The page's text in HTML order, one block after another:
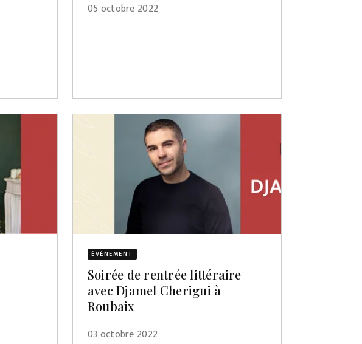
05 octobre 2022
ÉVÈNEMENT
Soirée de rentrée littéraire
avec Djamel Cherigui à
Roubaix
03 octobre 2022